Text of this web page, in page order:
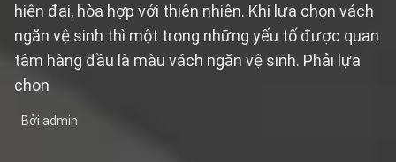
hiện đại, hòa hợp với thiên nhiên. Khi lựa chọn vách
ngăn vệ sinh thì một trong những yếu tố được quan
tâm hàng đầu là màu vách ngăn vệ sinh. Phải lựa
chọn
Bởi admin